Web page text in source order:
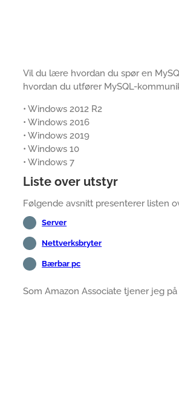
Vil du lære hvordan du spør en
hvordan du utfører MySQL-
• Windows 2012 R2
• Windows 2016
• Windows 2019
• Windows 10
• Windows 7
Liste over utstyr
Følgende avsnitt presenterer listen
Server
Nettverksbryter
Bærbar pc
Som Amazon Associate tjener jeg